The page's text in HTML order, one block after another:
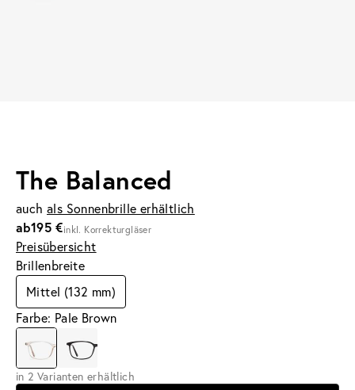
The Balanced
auch als Sonnenbrille erhältlich
ab195 €inkl. Korrekturgläser
Preisübersicht
Brillenbreite
Mittel (132 mm)
Farbe: Pale Brown
in 2 Varianten erhältlich